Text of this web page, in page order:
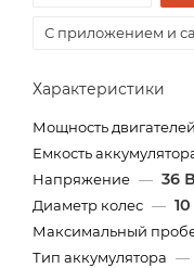
С приложением и
Характеристики
Мощность двигателей
Емкость
Напряжение — 36 В
Диаметр колес —
Максимальный
Тип аккумулятора —